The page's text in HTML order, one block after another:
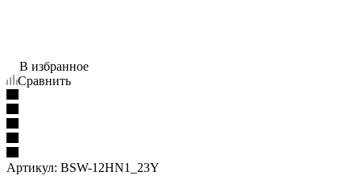
В избранное
Сравнить
Артикул: BSW-12HN1_23Y